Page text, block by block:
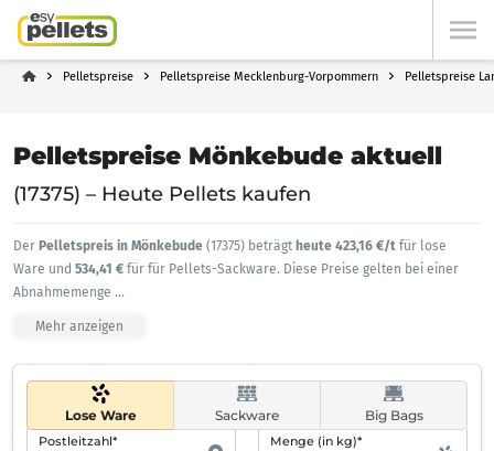
Pelletspreise Pelletspreise Mecklenburg-Vorpommern Pelletspreise
Pelletspreise Mönkebude aktuell
(17375) – Heute Pellets kaufen
Der Pelletspreis in Mönkebude (17375) beträgt heute 423,16 €/t für lose
Ware und 534,41 € für für Pellets-Sackware. Diese Preise gelten bei einer
Abnahmemenge ...
Mehr anzeigen
Lose Ware Sackware Big Bags
Postleitzahl* Menge (in kg)*